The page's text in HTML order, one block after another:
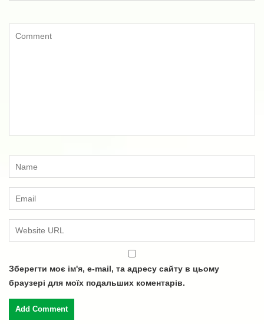
Зберегти моє ім'я, e-mail, та адресу сайту в цьому
браузері для моїх подальших коментарів.